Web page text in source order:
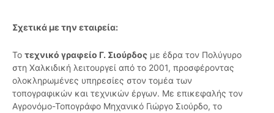
Σχετικά με την εταιρεία:
Το τεχνικό γραφείο Γ. Σιούρδος με έδρα τον Πολύγυρο
στη Χαλκιδική λειτουργεί από το 2001, προσφέροντας
ολοκληρωμένες υπηρεσίες στον τομέα των
τοπογραφικών και τεχνικών έργων. Με επικεφαλής τον
Αγρονόμο-Τοπογράφο Μηχανικό Γιώργο Σιούρδο, το